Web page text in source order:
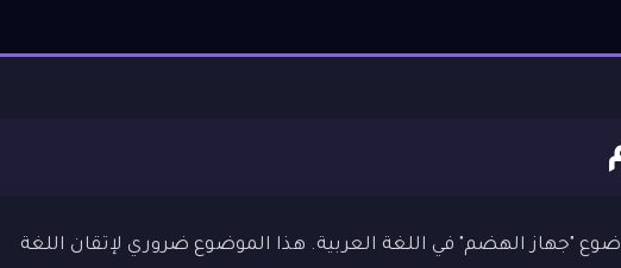
"جهاز الهضم" في اللغة العربية. هذا الموضوع ضروري لإتقان اللغة